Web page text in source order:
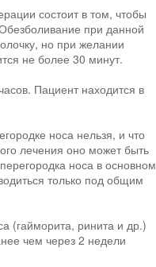
состоит в том, чтобы
при данной
но при желании
не более 30 минут.
Пациент находится в
носа нельзя, и что
лечения оно может быть
носа в основном
только под общим
(гайморита, ринита и др.)
чем через 2 недели